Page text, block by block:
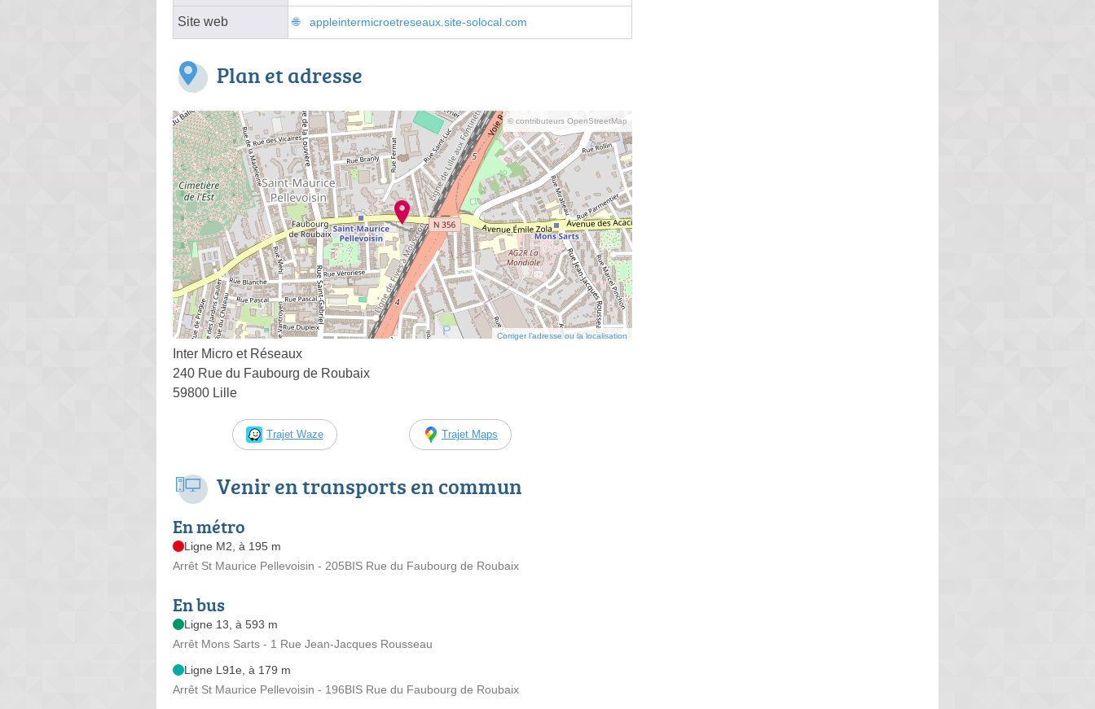
Site web appleintermicroetreseaux.site-solocal.com
Plan et adresse
© contributeurs OpenStreetMap
Corriger l’adresse ou la localisation
Inter Micro et Réseaux
240 Rue du Faubourg de Roubaix
59800 Lille
Trajet Waze Trajet Maps
Venir en transports en commun
En métro
Ligne M2, à 195 m
Arrêt St Maurice Pellevoisin - 205BIS Rue du Faubourg de Roubaix
En bus
Ligne 13, à 593 m
Arrêt Mons Sarts - 1 Rue Jean-Jacques Rousseau
Ligne L91e, à 179 m
Arrêt St Maurice Pellevoisin - 196BIS Rue du Faubourg de Roubaix